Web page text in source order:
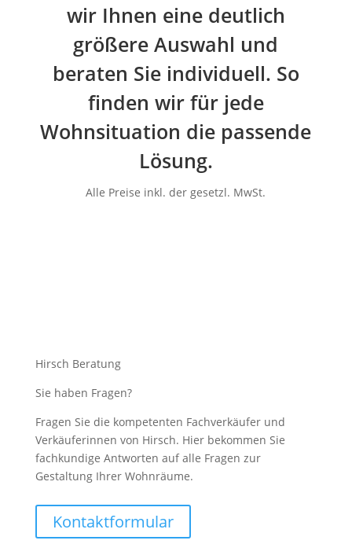
wir Ihnen eine deutlich
größere Auswahl und
beraten Sie individuell. So
finden wir für jede
Wohnsituation die passende
Lösung.
Alle Preise inkl. der gesetzl. MwSt.
Hirsch Beratung
Sie haben Fragen?
Fragen Sie die kompetenten Fachverkäufer und
Verkäuferinnen von Hirsch. Hier bekommen Sie
fachkundige Antworten auf alle Fragen zur
Gestaltung Ihrer Wohnräume.
Kontaktformular